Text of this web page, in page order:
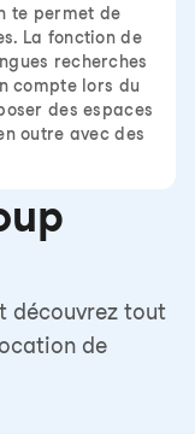
te permet de
La fonction de
recherches
compte lors du
des espaces
outre avec des
découvrez tout
de